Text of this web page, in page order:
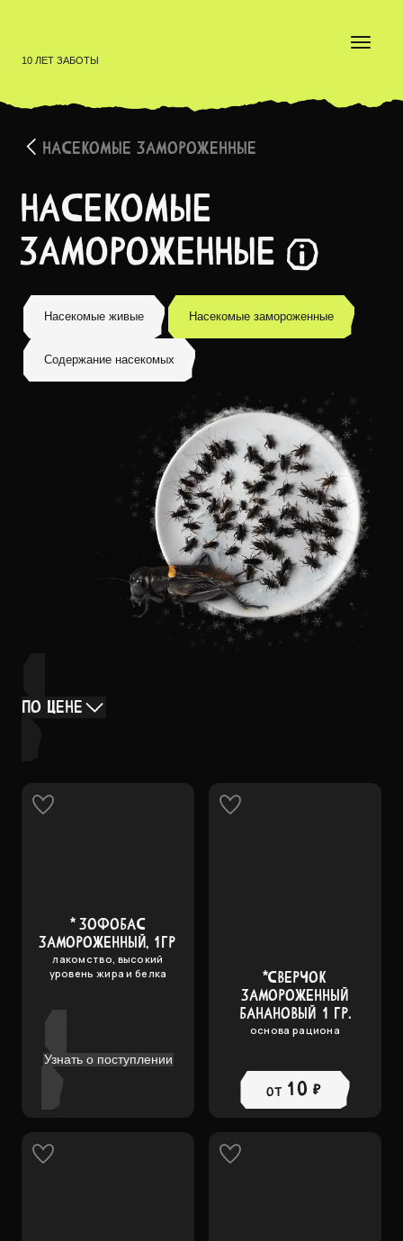
10 ЛЕТ ЗАБОТЫ
НАСЕКОМЫЕ ЗАМОРОЖЕННЫЕ
Насекомые
замороженные
Для питания грызунов, рептилий, птиц, рыб,
Насекомые живые Насекомые замороженные
Содержание насекомых
ПО ЦЕНЕ
* ЗОФОБАС
ЗАМОРОЖЕННЫЙ, 1ГР
лакомство, высокий
уровень жира и белка
Узнать о поступлении
*СВЕРЧОК
ЗАМОРОЖЕННЫЙ
БАНАНОВЫЙ 1 ГР.
основа рациона
от 10 ₽